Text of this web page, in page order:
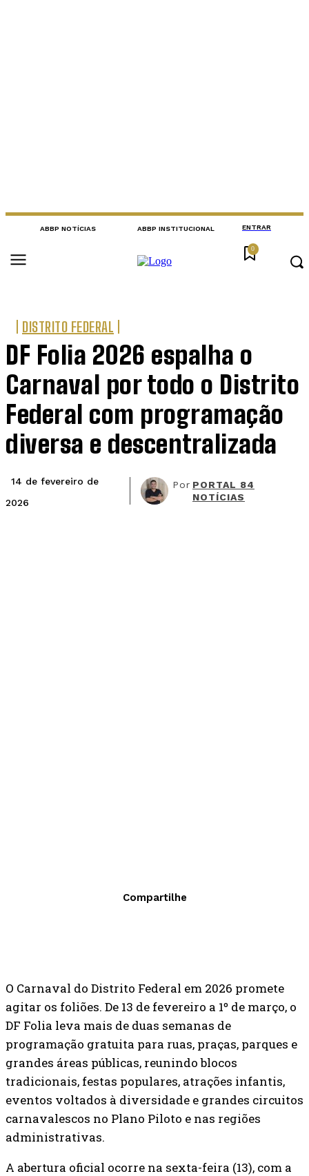
ABBP NOTÍCIAS ABBP INSTITUCIONAL ENTRAR
0
DISTRITO FEDERAL
DF Folia 2026 espalha o
Carnaval por todo o Distrito
Federal com programação
diversa e descentralizada
14 de fevereiro de
2026
Por PORTAL 84
NOTÍCIAS
Compartilhe
O Carnaval do Distrito Federal em 2026 promete
agitar os foliões. De 13 de fevereiro a 1º de março, o
DF Folia leva mais de duas semanas de
programação gratuita para ruas, praças, parques e
grandes áreas públicas, reunindo blocos
tradicionais, festas populares, atrações infantis,
eventos voltados à diversidade e grandes circuitos
carnavalescos no Plano Piloto e nas regiões
administrativas.
A abertura oficial ocorre na sexta-feira (13), com a